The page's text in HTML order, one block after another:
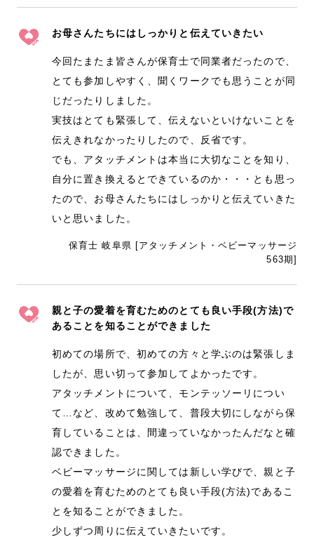
お母さんたちにはしっかりと伝えていきたい
今回たまたま皆さんが保育士で同業者だったので、
とても参加しやすく、聞くワークでも思うことが同
じだったりしました。
実技はとても緊張して、伝えないといけないことを
伝えきれなかったりしたので、反省です。
でも、アタッチメントは本当に大切なことを知り、
自分に置き換えるとできているのか・・・とも思っ
たので、お母さんたちにはしっかりと伝えていきた
いと思いました。
保育士 岐阜県 [アタッチメント・ベビーマッサージ
563期]
親と子の愛着を育むためのとても良い手段(方法)で
あることを知ることができました
初めての場所で、初めての方々と学ぶのは緊張しま
したが、思い切って参加してよかったです。
アタッチメントについて、モンテッソーリについ
て…など、改めて勉強して、普段大切にしながら保
育していることは、間違っていなかったんだなと確
認できました。
ベビーマッサージに関しては新しい学びで、親と子
の愛着を育むためのとても良い手段(方法)であるこ
とを知ることができました。
少しずつ周りに伝えていきたいです。